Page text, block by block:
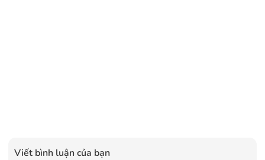
Viết bình luận của bạn